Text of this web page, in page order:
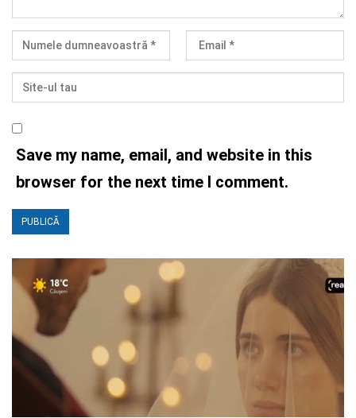
Save my name, email, and website in this
browser for the next time I comment.